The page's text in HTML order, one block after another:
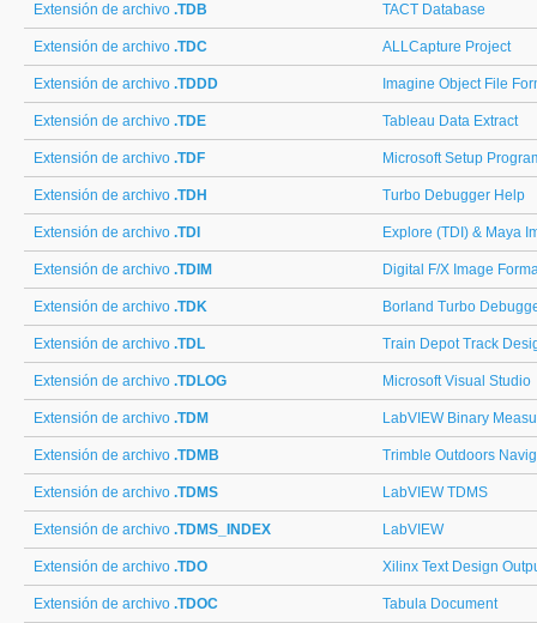
Extensión de archivo .TDB TACT Database
Extensión de archivo .TDC ALLCapture Project
Extensión de archivo .TDDD Imagine Object File
Extensión de archivo .TDE Tableau Data Extract
Extensión de archivo .TDF Microsoft Setup
Extensión de archivo .TDH Turbo Debugger Help
Extensión de archivo .TDI Explore (TDI) & Maya
Extensión de archivo .TDIM Digital F/X Image
Extensión de archivo .TDK Borland Turbo
Extensión de archivo .TDL Train Depot Track
Extensión de archivo .TDLOG Microsoft Visual Studio
Extensión de archivo .TDM LabVIEW Binary
Extensión de archivo .TDMB Trimble Outdoors
Extensión de archivo .TDMS LabVIEW TDMS
Extensión de archivo .TDMS_INDEX LabVIEW
Extensión de archivo .TDO Xilinx Text Design
Extensión de archivo .TDOC Tabula Document